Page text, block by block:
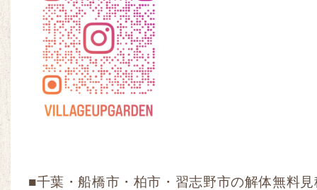
■千葉・船橋市・柏市・習志野市の解体無料